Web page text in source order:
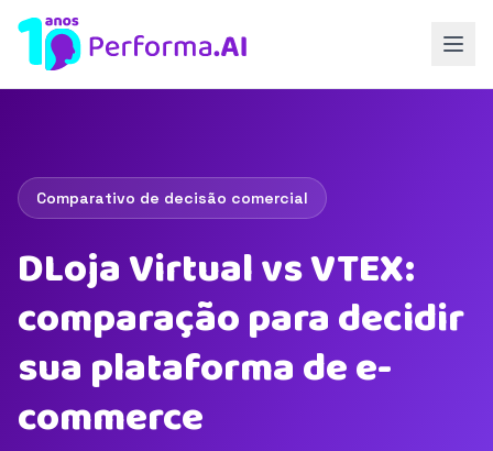
Comparativo de decisão comercial
DLoja Virtual vs VTEX:
comparação para decidir
sua plataforma de e-
commerce